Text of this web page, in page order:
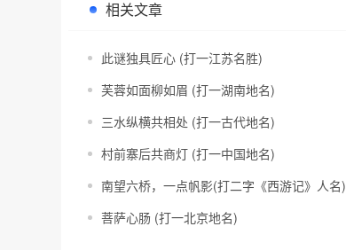
相关文章
此谜独具匠心 (打一江苏名胜)
芙蓉如面柳如眉 (打一湖南地名)
三水纵横共相处 (打一古代地名)
村前寨后共商灯 (打一中国地名)
南望六桥，一点帆影(打二字《西游记》人名)
菩萨心肠 (打一北京地名)